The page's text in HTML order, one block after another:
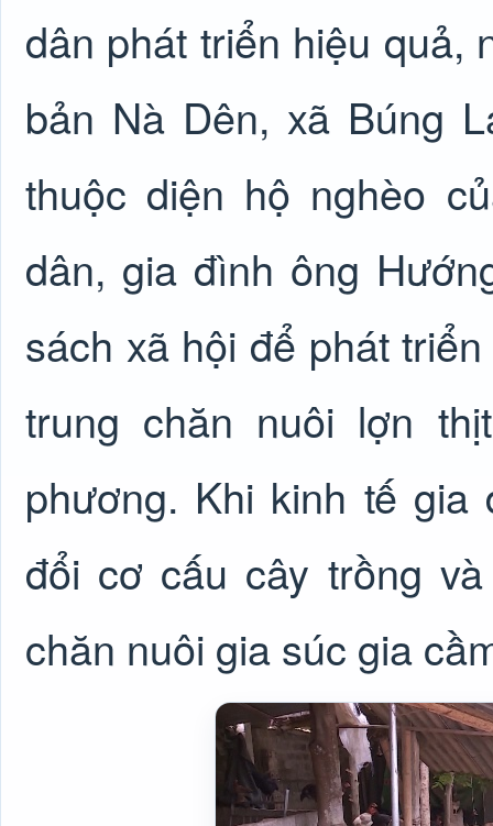
dân phát triển hiệu quả,
bản Nà Dên, xã Búng
thuộc diện hộ nghèo
dân, gia đình ông
sách xã hội để phát
trung chăn nuôi lợn
phương. Khi kinh tế
đổi cơ cấu cây trồng
chăn nuôi gia súc gia